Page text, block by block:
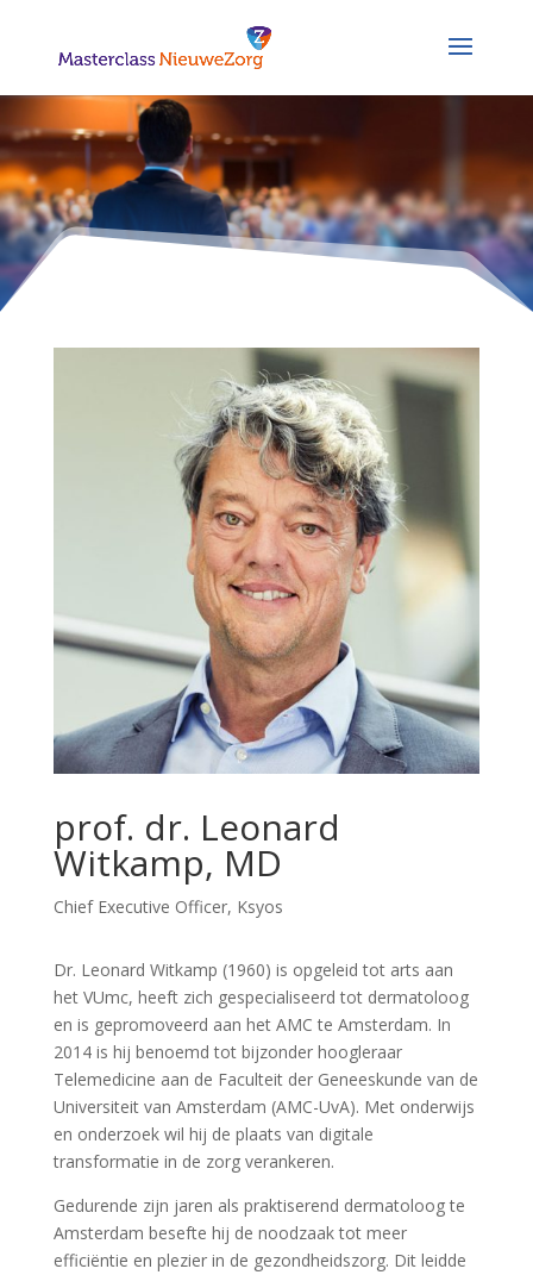
prof. dr. Leonard
Witkamp, MD
Chief Executive Officer, Ksyos
Dr. Leonard Witkamp (1960) is opgeleid tot arts aan
het VUmc, heeft zich gespecialiseerd tot dermatoloog
en is gepromoveerd aan het AMC te Amsterdam. In
2014 is hij benoemd tot bijzonder hoogleraar
Telemedicine aan de Faculteit der Geneeskunde van de
Universiteit van Amsterdam (AMC-UvA). Met onderwijs
en onderzoek wil hij de plaats van digitale
transformatie in de zorg verankeren.
Gedurende zijn jaren als praktiserend dermatoloog te
Amsterdam besefte hij de noodzaak tot meer
efficiëntie en plezier in de gezondheidszorg. Dit leidde